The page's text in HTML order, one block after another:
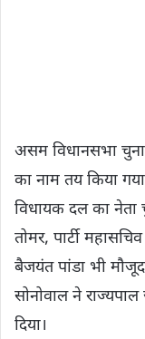
असम विधानसभा
का नाम तय किया
विधायक दल का नेता
तोमर, पार्टी
बैजयंत पांडा भी
सोनोवाल ने
दिया।